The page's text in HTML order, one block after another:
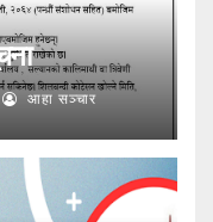
आहा सञ्चार